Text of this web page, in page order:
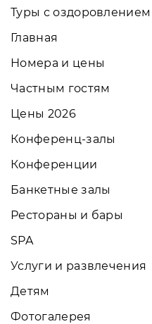
Туры с оздоровлением
Главная
Номера и цены
Частным гостям
Цены 2026
Конференц-залы
Конференции
Банкетные залы
Рестораны и бары
SPA
Услуги и развлечения
Детям
Фотогалерея